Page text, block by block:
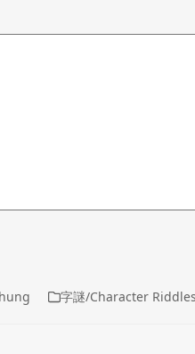
字謎/Character Riddles